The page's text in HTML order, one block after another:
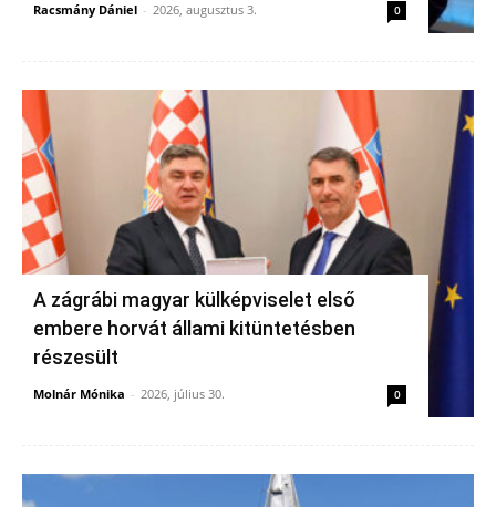
Racsmány Dániel - 2026, augusztus 3. 0
A zágrábi magyar külképviselet első
embere horvát állami kitüntetésben
részesült
Molnár Mónika - 2026, július 30. 0